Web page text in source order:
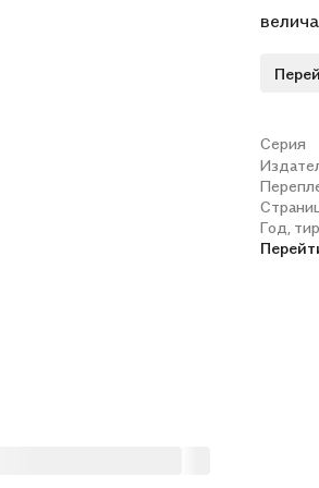
.Кто
нашем
Серия
Год,